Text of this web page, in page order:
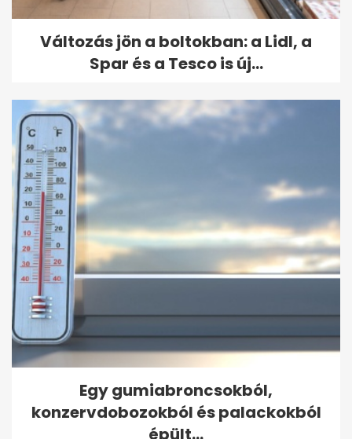
Változás jön a boltokban: a Lidl, a
Spar és a Tesco is új...
Egy gumiabroncsokból,
konzervdobozokból és palackokból
épült...